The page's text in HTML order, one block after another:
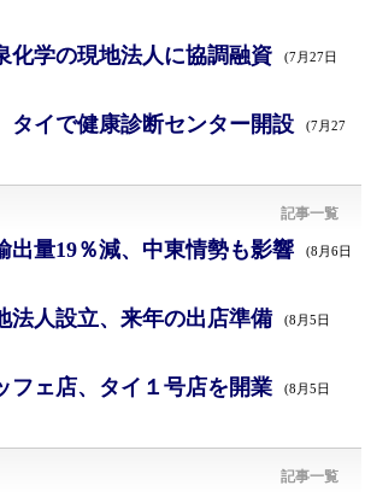
化学の現地法人に協調融資 (7月27日
タイで健康診断センター開設
(7月27
記事一覧
出量19％減、中東情勢も影響 (8月6日
法人設立、来年の出店準備 (8月5日
フェ店、タイ１号店を開業 (8月5日
記事一覧